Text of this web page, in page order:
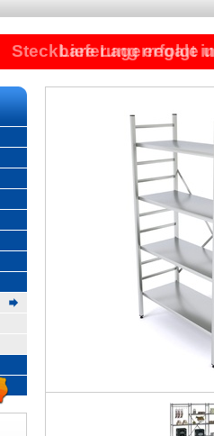
Steckbare Lagerregale
Lieferung erfolgt